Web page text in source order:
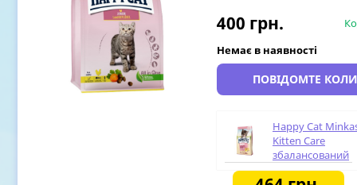
400 грн.
Немає в наявності
ПОВІДОМТЕ КОЛИ
Happy Cat
Kitten Care
збалансований
сухий корм для